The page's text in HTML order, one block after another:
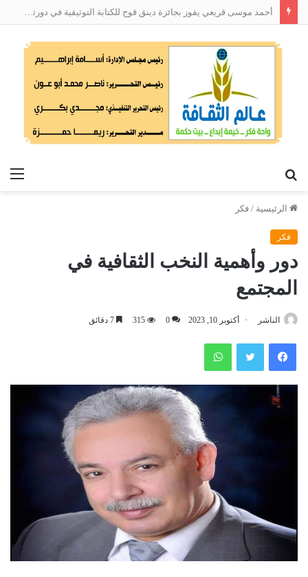
أحمد موسى قريعي يفوز بجائزة دينق قوج للكتابة التوثيقية في دورتها الأولى
الرئيسية / فكر
فكر
دور وأهمية النخب الثقافية في
المجتمع
الناشر أكتوبر 10, 2023 0
315
فيسبوك تويتر واتساب